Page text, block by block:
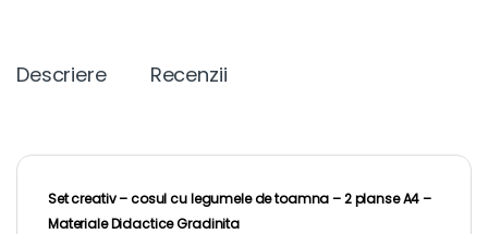
Descriere Recenzii
Set creativ – cosul cu legumele de toamna – 2 planse A4 –
Materiale Didactice Gradinita